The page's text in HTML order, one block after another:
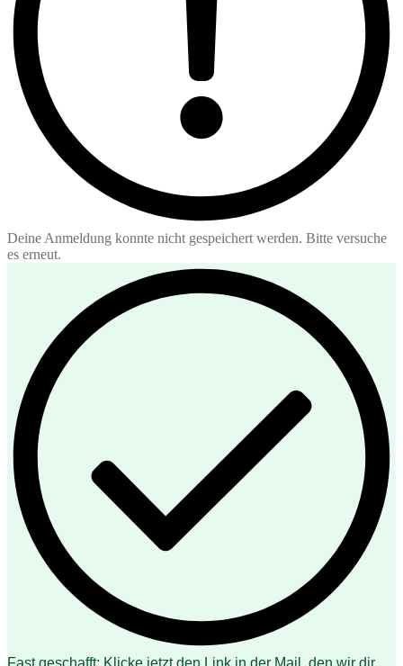
Deine Anmeldung konnte nicht gespeichert werden. Bitte versuche
es erneut.